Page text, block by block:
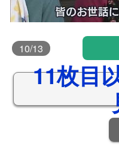
10/13
11枚目